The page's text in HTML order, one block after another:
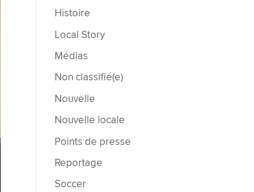
Histoire
Local Story
Médias
Non classifié(e)
Nouvelle
Nouvelle locale
Points de presse
Reportage
Soccer